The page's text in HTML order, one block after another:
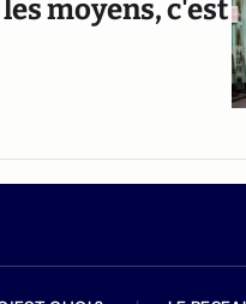
moyens, c'est